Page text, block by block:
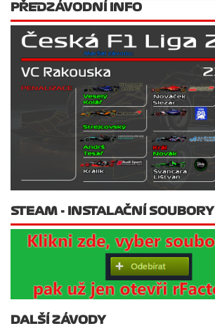
PŘEDZÁVODNÍ INFO
STEAM - INSTALAČNÍ SOUBORY
DALŠÍ ZÁVODY